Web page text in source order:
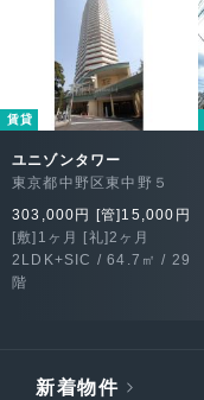
賃貸
ユニゾンタワー
東京都中野区東中野５
303,000円 [管]15,000円
[敷]1ヶ月 [礼]2ヶ月
2LDK+SIC / 64.7㎡ / 29
階
新着物件